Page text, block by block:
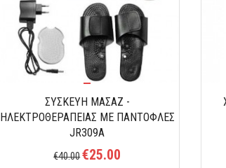
ΣΥΣΚΕΥΗ ΜΑΣΑΖ -
ΗΛΕΚΤΡΟΘΕΡΑΠΕΙΑΣ ΜΕ ΠΑΝΤΟΦΛΕΣ
JR309A
€40.00€25.00